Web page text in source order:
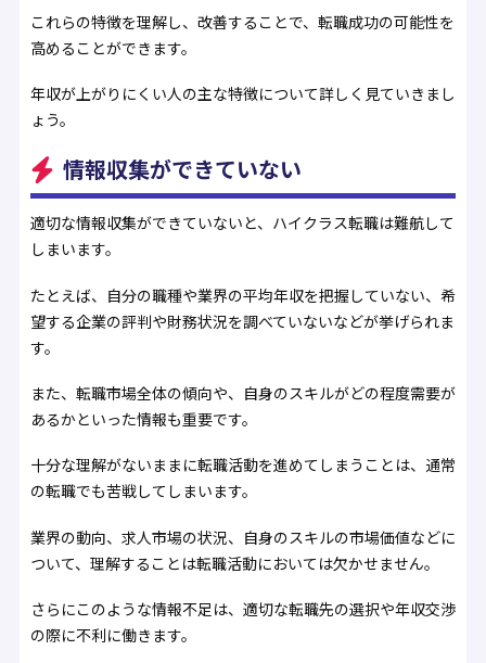
これらの特徴を理解し、改善することで、転職成功の可能性を
高めることができます。
年収が上がりにくい人の主な特徴について詳しく見ていきまし
ょう。
情報収集ができていない
適切な情報収集ができていないと、ハイクラス転職は難航して
しまいます。
たとえば、自分の職種や業界の平均年収を把握していない、希
望する企業の評判や財務状況を調べていないなどが挙げられま
す。
また、転職市場全体の傾向や、自身のスキルがどの程度需要が
あるかといった情報も重要です。
十分な理解がないままに転職活動を進めてしまうことは、通常
の転職でも苦戦してしまいます。
業界の動向、求人市場の状況、自身のスキルの市場価値などに
ついて、理解することは転職活動においては欠かせません。
さらにこのような情報不足は、適切な転職先の選択や年収交渉
の際に不利に働きます。